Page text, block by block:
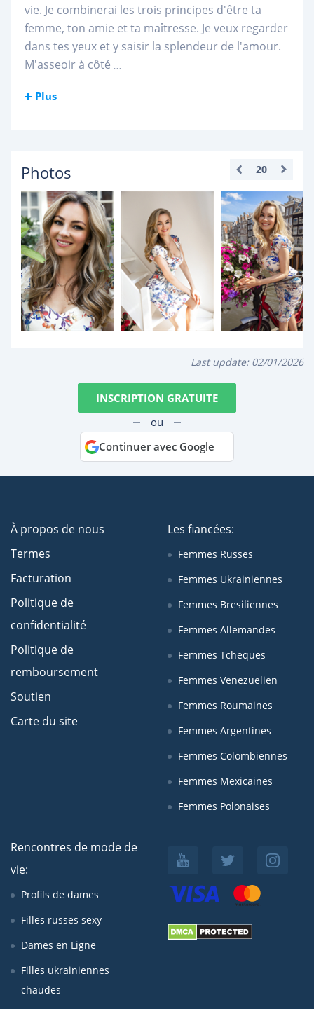
vie. Je combinerai les trois principes d'être ta
femme, ton amie et ta maîtresse. Je veux regarder
dans tes yeux et y saisir la splendeur de l'amour.
M'asseoir à côté ...
Plus
Photos 20
Last update: 02/01/2026
INSCRIPTION GRATUITE
ou
Continuer avec Google
À propos de nous
Termes
Facturation
Politique de
confidentialité
Politique de
remboursement
Soutien
Carte du site
Les fiancées:
Femmes Russes
Femmes Ukrainiennes
Femmes Bresiliennes
Femmes Allemandes
Femmes Tcheques
Femmes Venezuelien
Femmes Roumaines
Femmes Argentines
Femmes Colombiennes
Femmes Mexicaines
Femmes Polonaises
Rencontres de mode de
vie:
Profils de dames
Filles russes sexy
Dames en Ligne
Filles ukrainiennes
chaudes